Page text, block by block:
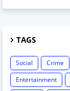
TAGS
Social Crime
Entertainment